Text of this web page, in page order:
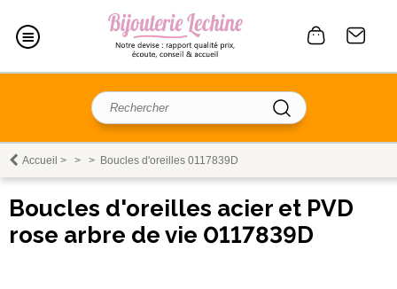
Accueil > > > Boucles d'oreilles 0117839D
Boucles d'oreilles acier et PVD
rose arbre de vie 0117839D